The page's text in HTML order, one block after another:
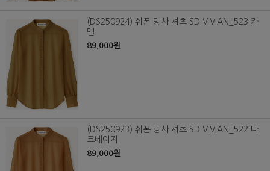
(DS250924) 쉬폰 망사 셔츠 SD VIVIAN_523 카
멜
89,000원
(DS250923) 쉬폰 망사 셔츠 SD VIVIAN_522 다
크베이지
89,000원